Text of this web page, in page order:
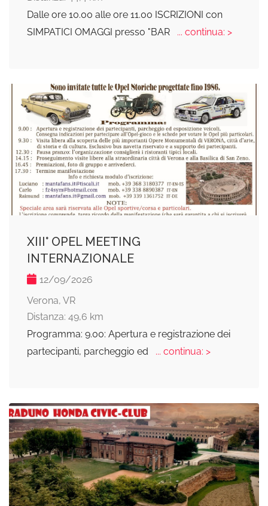
Dalle ore 10.00 alle ore 11.00 ISCRIZIONI con
SIMPATICI OMAGGI presso "BAR
... continua: >
ХІII° OPEL MEETING
INTERNAZIONALE
12/09/2026
Verona, VR
Distanza: 49,6 km
Programma: 9.00: Apertura e registrazione dei
partecipanti, parcheggio ed
... continua: >